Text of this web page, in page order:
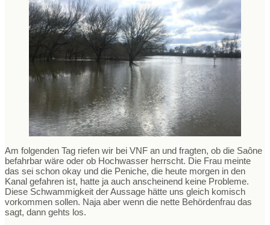
Am folgenden Tag riefen wir bei VNF an und fragten, ob die Saône
befahrbar wäre oder ob Hochwasser herrscht. Die Frau meinte
das sei schon okay und die Peniche, die heute morgen in den
Kanal gefahren ist, hatte ja auch anscheinend keine Probleme.
Diese Schwammigkeit der Aussage hätte uns gleich komisch
vorkommen sollen. Naja aber wenn die nette Behördenfrau das
sagt, dann gehts los.